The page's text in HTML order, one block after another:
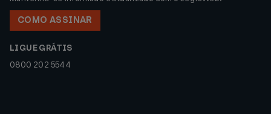
COMO ASSINAR
LIGUE GRÁTIS
0800 202 5544